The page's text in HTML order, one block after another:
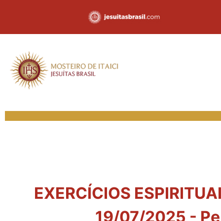
EXERCÍCIOS
19/07/2025 -